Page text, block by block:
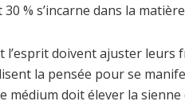
% s’incarne dans la
l’esprit doivent ajuster leurs
la pensée pour se
médium doit élever la